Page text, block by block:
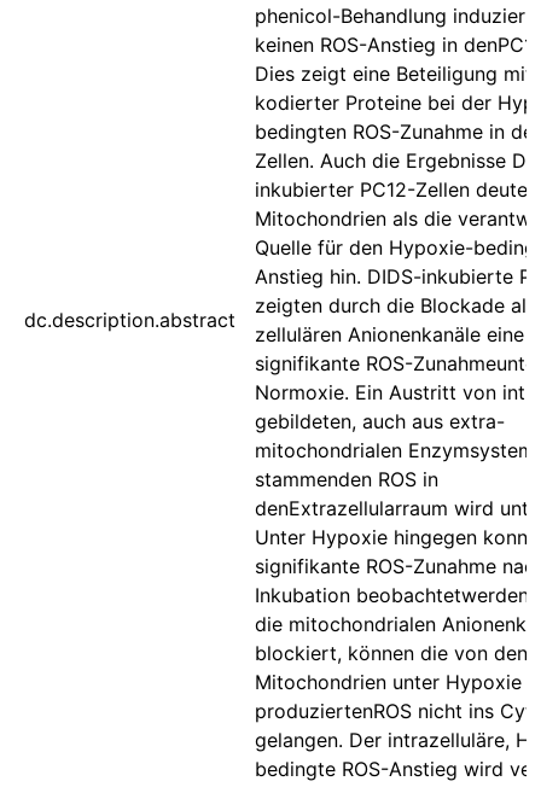
dc.description.abstract
phenicol-Behandlung
keinen ROS-Anstieg in
Dies zeigt eine Beteiligung
kodierter Proteine bei der
bedingten ROS-Zunahme in
Zellen. Auch die Ergebnisse
inkubierter PC12-Zellen
Mitochondrien als die
Quelle für den Hypoxie-
Anstieg hin. DIDS-inkubierte
zeigten durch die Blockade
zellulären Anionenkanäle eine
signifikante ROS-
Normoxie. Ein Austritt von
gebildeten, auch aus extra-
mitochondrialen
stammenden ROS in
denExtrazellularraum wird
Unter Hypoxie hingegen
signifikante ROS-Zunahme
Inkubation beobachtetwerden.
die mitochondrialen
blockiert, können die von den
Mitochondrien unter Hypoxie
produziertenROS nicht ins
gelangen. Der intrazelluläre,
bedingte ROS-Anstieg wird